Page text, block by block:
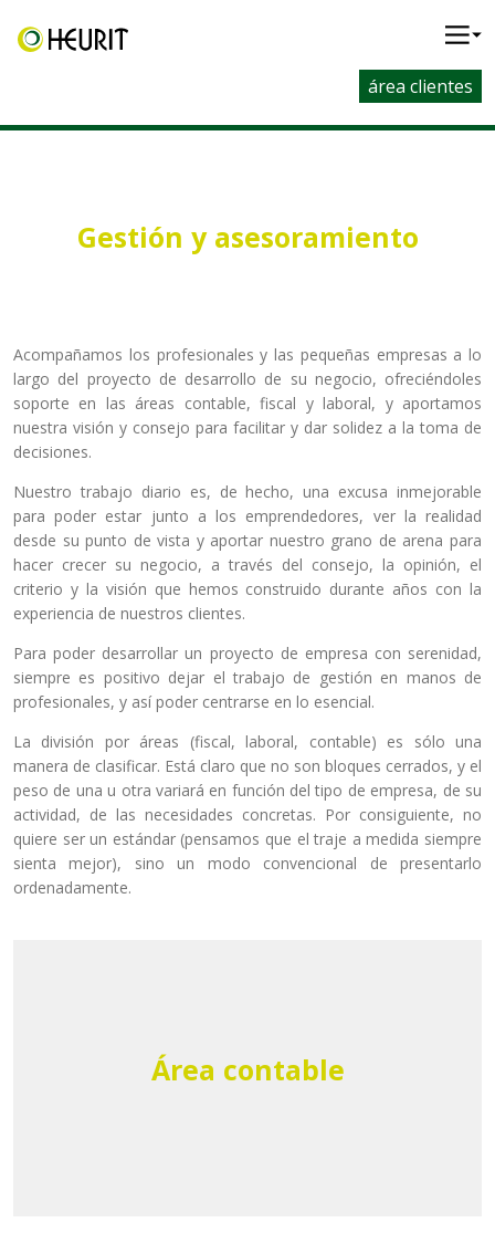
área clientes
Gestión y asesoramiento
Acompañamos los profesionales y las pequeñas empresas a lo
largo del proyecto de desarrollo de su negocio, ofreciéndoles
soporte en las áreas contable, fiscal y laboral, y aportamos
nuestra visión y consejo para facilitar y dar solidez a la toma de
decisiones.
Nuestro trabajo diario es, de hecho, una excusa inmejorable
para poder estar junto a los emprendedores, ver la realidad
desde su punto de vista y aportar nuestro grano de arena para
hacer crecer su negocio, a través del consejo, la opinión, el
criterio y la visión que hemos construido durante años con la
experiencia de nuestros clientes.
Para poder desarrollar un proyecto de empresa con serenidad,
siempre es positivo dejar el trabajo de gestión en manos de
profesionales, y así poder centrarse en lo esencial.
La división por áreas (fiscal, laboral, contable) es sólo una
manera de clasificar. Está claro que no son bloques cerrados, y el
peso de una u otra variará en función del tipo de empresa, de su
actividad, de las necesidades concretas. Por consiguiente, no
quiere ser un estándar (pensamos que el traje a medida siempre
sienta mejor), sino un modo convencional de presentarlo
ordenadamente.
Área contable